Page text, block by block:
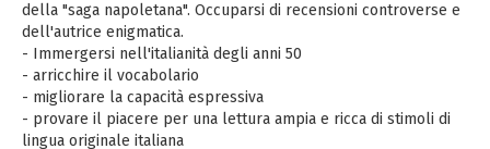
della "saga napoletana". Occuparsi di recensioni controverse e
dell'autrice enigmatica.
- Immergersi nell'italianità degli anni 50
- arricchire il vocabolario
- migliorare la capacità espressiva
- provare il piacere per una lettura ampia e ricca di stimoli di
lingua originale italiana